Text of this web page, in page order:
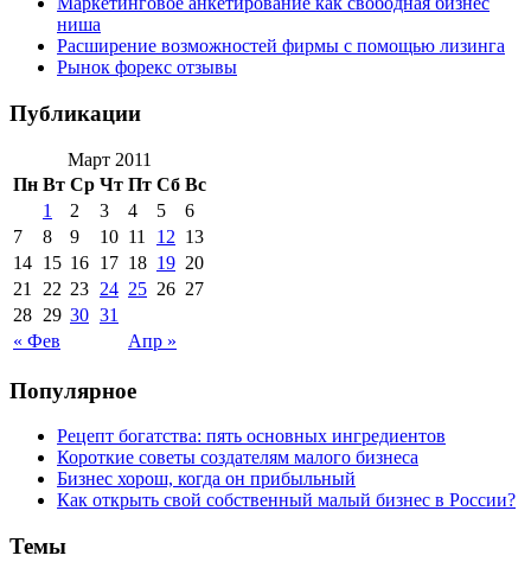
ниша
Расширение возможностей фирмы с помощью лизинга
Рынок форекс отзывы
Публикации
Март 2011
Пн Вт Ср Чт Пт Сб Вс
« Фев Апр »
1 2 3 4 5
6
7
8 9 10 11 12 13
14 15 16 17 18 19 20
21
22 23 24 25 26 27
28 29 30 31
Популярное
Рецепт богатства: пять основных ингредиентов
Короткие советы создателям малого бизнеса
Бизнес хорош, когда он прибыльный
Как открыть свой собственный малый бизнес в России?
Темы